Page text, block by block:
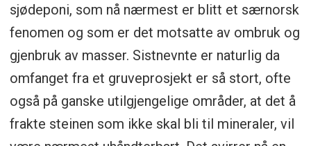
sjødeponi, som nå nærmest er blitt et særnorsk
fenomen og som er det motsatte av ombruk og
gjenbruk av masser. Sistnevnte er naturlig da
omfanget fra et gruveprosjekt er så stort, ofte
også på ganske utilgjengelige områder, at det å
frakte steinen som ikke skal bli til mineraler, vil